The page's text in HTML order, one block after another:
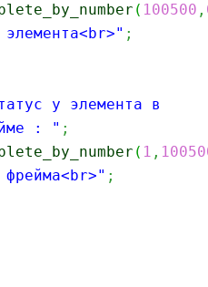
( 100500 ,
;
у элемента в
: " ;
( 1 ,
;